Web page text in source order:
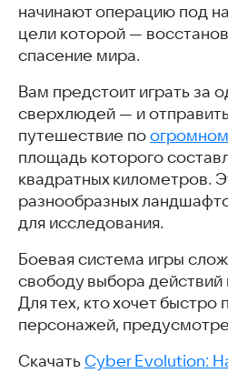
начинают операцию под
цели которой —
спасение мира.
Вам предстоит играть за
сверхлюдей — и
путешествие по
площадь которого
квадратных километров.
разнообразных
для исследования.
Боевая система игры
свободу выбора действий
Для тех, кто хочет быстро
персонажей,
Скачать Cyber Evolution: